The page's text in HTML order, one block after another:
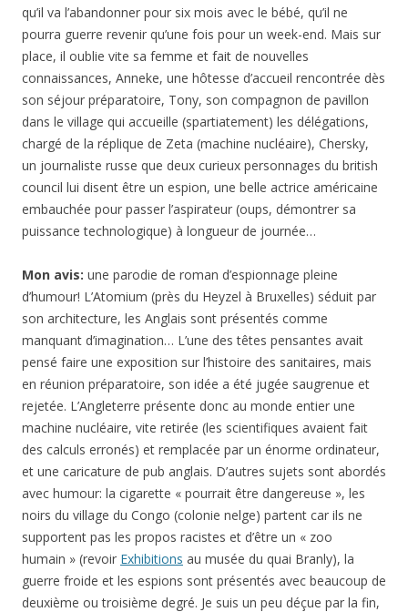
qu’il va l’abandonner pour six mois avec le bébé, qu’il ne
pourra guerre revenir qu’une fois pour un week-end. Mais sur
place, il oublie vite sa femme et fait de nouvelles
connaissances, Anneke, une hôtesse d’accueil rencontrée dès
son séjour préparatoire, Tony, son compagnon de pavillon
dans le village qui accueille (spartiatement) les délégations,
chargé de la réplique de Zeta (machine nucléaire), Chersky,
un journaliste russe que deux curieux personnages du british
council lui disent être un espion, une belle actrice américaine
embauchée pour passer l’aspirateur (oups, démontrer sa
puissance technologique) à longueur de journée…
Mon avis: une parodie de roman d’espionnage pleine
d’humour! L’Atomium (près du Heyzel à Bruxelles) séduit par
son architecture, les Anglais sont présentés comme
manquant d’imagination… L’une des têtes pensantes avait
pensé faire une exposition sur l’histoire des sanitaires, mais
en réunion préparatoire, son idée a été jugée saugrenue et
rejetée. L’Angleterre présente donc au monde entier une
machine nucléaire, vite retirée (les scientifiques avaient fait
des calculs erronés) et remplacée par un énorme ordinateur,
et une caricature de pub anglais. D’autres sujets sont abordés
avec humour: la cigarette « pourrait être dangereuse », les
noirs du village du Congo (colonie nelge) partent car ils ne
supportent pas les propos racistes et d’être un « zoo
humain » (revoir Exhibitions au musée du quai Branly), la
guerre froide et les espions sont présentés avec beaucoup de
deuxième ou troisième degré. Je suis un peu déçue par la fin,